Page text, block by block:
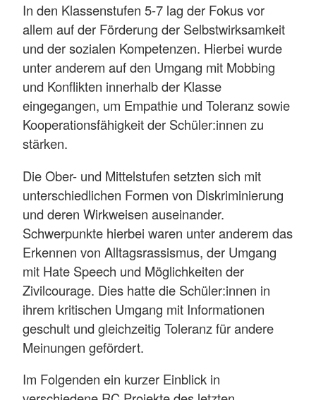
In den Klassenstufen 5-7 lag der Fokus vor
allem auf der Förderung der Selbstwirksamkeit
und der sozialen Kompetenzen. Hierbei wurde
unter anderem auf den Umgang mit Mobbing
und Konflikten innerhalb der Klasse
eingegangen, um Empathie und Toleranz sowie
Kooperationsfähigkeit der Schüler:innen zu
stärken.
Die Ober- und Mittelstufen setzten sich mit
unterschiedlichen Formen von Diskriminierung
und deren Wirkweisen auseinander.
Schwerpunkte hierbei waren unter anderem das
Erkennen von Alltagsrassismus, der Umgang
mit Hate Speech und Möglichkeiten der
Zivilcourage. Dies hatte die Schüler:innen in
ihrem kritischen Umgang mit Informationen
geschult und gleichzeitig Toleranz für andere
Meinungen gefördert.
Im Folgenden ein kurzer Einblick in